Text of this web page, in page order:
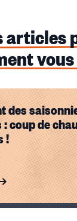
articles
des
coup de
!